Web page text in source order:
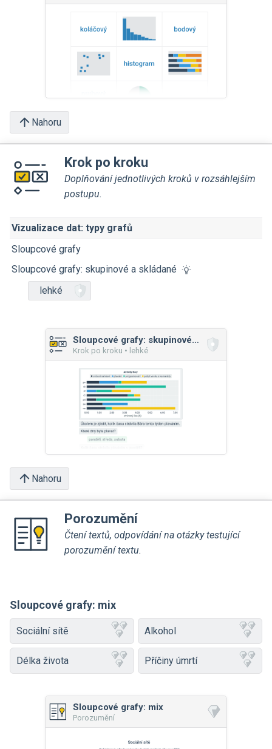
Nahoru
Krok po kroku
Doplňování jednotlivých kroků v rozsáhlejším
postupu.
Vizualizace dat: typy grafů
Sloupcové grafy
Sloupcové grafy: skupinové a skládané
lehké
Sloupcové grafy: skupinové a skládané
Krok po kroku • lehké
Nahoru
Porozumění
Čtení textů, odpovídání na otázky testující
porozumění textu.
Sloupcové grafy: mix
Sociální sítě Alkohol
Délka života Příčiny úmrtí
Sloupcové grafy: mix
Porozumění